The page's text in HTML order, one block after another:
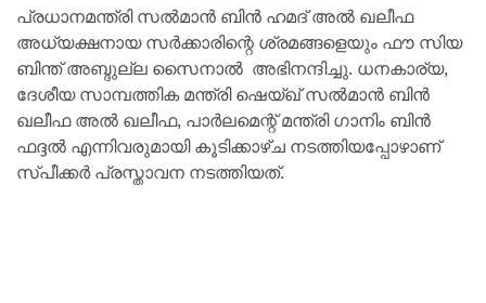
പ്രധാനമന്ത്രി സൽമാൻ ബിൻ ഹമദ് അൽ ഖലീഫ
അധ്യക്ഷനായ സർക്കാരിന്റെ ശ്രമങ്ങളെയും ഫൗ സിയ
ബിന്ത് അബ്ദുല്ല സൈനാൽ അഭിനന്ദിച്ചു. ധനകാര്യ,
ദേശീയ സാമ്പത്തിക മന്ത്രി ഷെയ്ഖ് സൽമാൻ ബിൻ
ഖലീഫ അൽ ഖലീഫ, പാർലമെന്റ് മന്ത്രി ഗാനിം ബിൻ
ഫദ്ദൽ എന്നിവരുമായി കൂടിക്കാഴ്ച നടത്തിയപ്പോഴാണ്
സ്പീക്കർ പ്രസ്താവന നടത്തിയത്.